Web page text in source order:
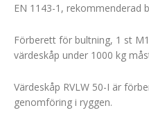
EN 1143-1, rekommenderad
Förberett för bultning, 1 st
värdeskåp under 1000 kg
Värdeskåp RVLW 50-I är
genomföring i ryggen.